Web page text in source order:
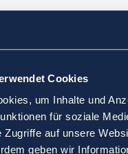
Cookies
um Inhalte und
für soziale
Zugriffe auf unsere
geben wir